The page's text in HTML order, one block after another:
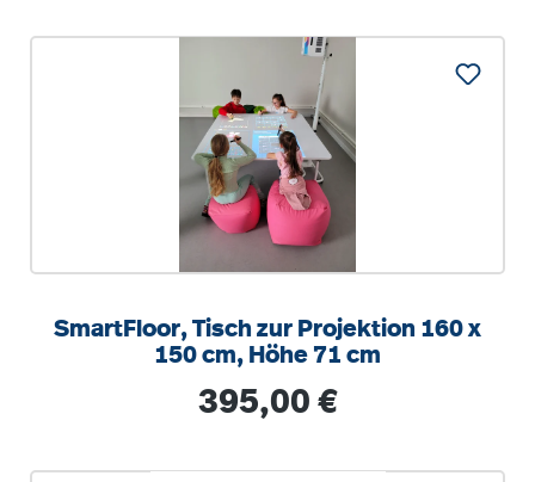
SmartFloor, Tisch zur Projektion 160 x
150 cm, Höhe 71 cm
Regulärer Preis:
395,00 €